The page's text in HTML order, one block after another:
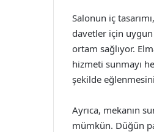
Salonun iç
davetler için
ortam sağlıyor.
hizmeti sunmayı
şekilde
Ayrıca, mekanın
mümkün. Düğün